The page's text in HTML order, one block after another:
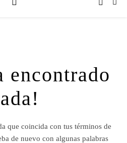
encontrado
que coincida con tus términos de
de nuevo con algunas palabras